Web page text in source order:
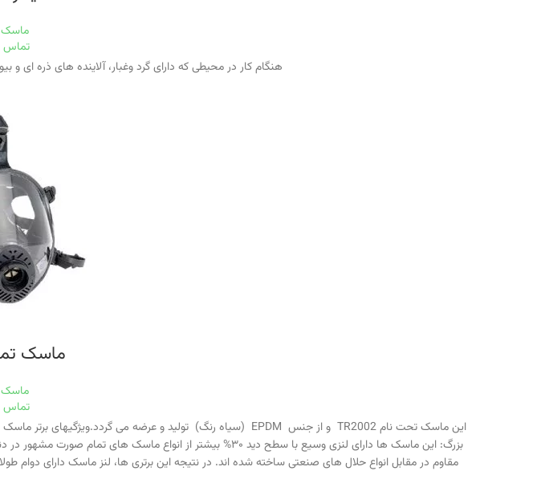
ماسک
تماس
هنگام كار در محيطی كه دارای گرد وغبار، آلاينده های ذره ای و بيولوژيكی تا ۲۰ برابر حد تماس مجاز شغلی باشد
ماسک
ماسک
تماس
بزرگ: اين ماسک ها دارای لنزی وسيع با سطح ديد ۳۰% بيشتر از